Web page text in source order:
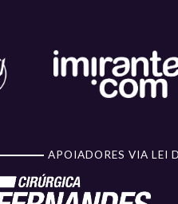
APOIADORES VIA LEI